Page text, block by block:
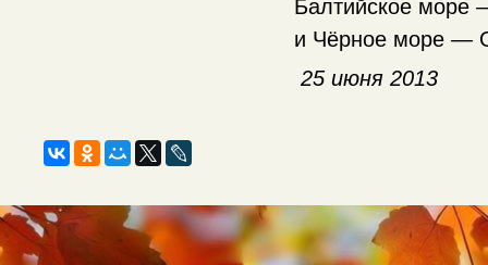
Балтийское море
и Чёрное море —
25 июня 2013